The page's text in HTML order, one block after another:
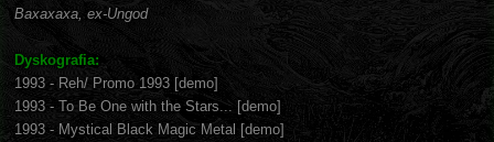
Baxaxaxa, ex-Ungod
Dyskografia:
1993 - Reh/ Promo 1993 [demo]
1993 - To Be One with the Stars... [demo]
1993 - Mystical Black Magic Metal [demo]